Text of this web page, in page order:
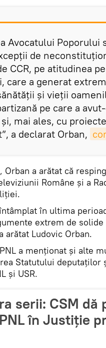
Avocatului Poporului
de
CCR, pe atitudinea
care a generat
şi vieţii
pe care a
mai ales, cu
a declarat Orban,
Orban a arătat că
Române şi a
în ultima
extrem de
arătat Ludovic Orban.
a menționat și alte
Statutului deputaţilor
şi USR.
serii: CSM dă
în Justiție